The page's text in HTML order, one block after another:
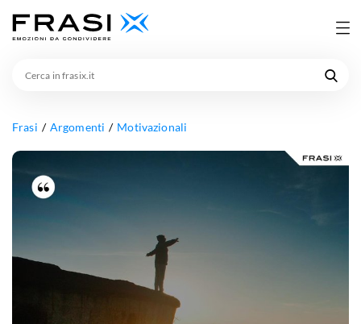
Frasi Argomenti Motivazionali
Ricorda
sempre
che
non